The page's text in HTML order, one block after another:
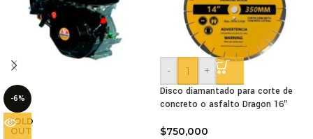
-6%
SOLD
OUT
-
+
Disco diamantado para corte de
concreto o asfalto Dragon 16″
$750,000